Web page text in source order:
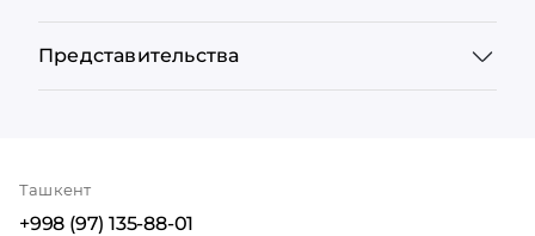
Представительства
Ташкент
+998 (97) 135-88-01